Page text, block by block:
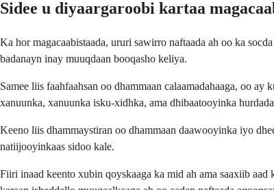
Sidee u diyaargaroobi kartaa
Ka hor magacaabistaada, ururi sawirro naftaada ah oo ka
badanayn inay muuqdaan booqasho keliya.
Samee liis faahfaahsan oo dhammaan calaamadahaaga, oo
xanuunka, xanuunka isku-xidhka, ama dhibaatooyinka
Keeno liis dhammaystiran oo dhammaan daawooyinka iyo
natiijooyinkaas sidoo kale.
Fiiri inaad keento xubin qoyskaaga ka mid ah ama saaxiib